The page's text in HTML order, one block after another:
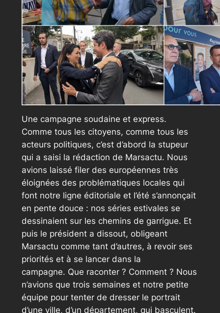
Une campagne soudaine et express.
Comme tous les citoyens, comme tous les
acteurs politiques, c’est d’abord la stupeur
qui a saisi la rédaction de Marsactu. Nous
avions laissé filer des européennes très
éloignées des problématiques locales qui
font notre ligne éditoriale et l’été s’annonçait
en pente douce : nos séries estivales se
dessinaient sur les chemins de garrigue. Et
puis le président a dissout, obligeant
Marsactu comme tant d’autres, à revoir ses
priorités et à se lancer dans la
campagne. Que raconter ? Comment ? Nous
n’avions que trois semaines et notre petite
équipe pour tenter de dresser le portrait
d’une ville, d’un département, qui basculent.